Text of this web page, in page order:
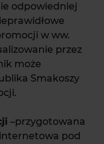
odpowiedniej
w ww.
przez
może
Smakoszy
–przygotowana
pod